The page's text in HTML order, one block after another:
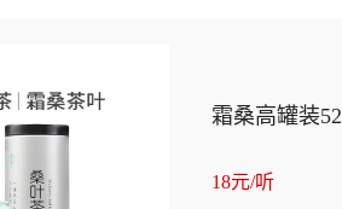
霜桑高罐装
18元/听